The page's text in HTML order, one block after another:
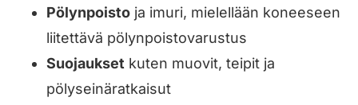
Pölynpoistoja imuri, mielellään koneeseen
liitettävä pölynpoistovarustus
Suojaukset kuten muovit, teipit ja
pölyseinäratkaisut